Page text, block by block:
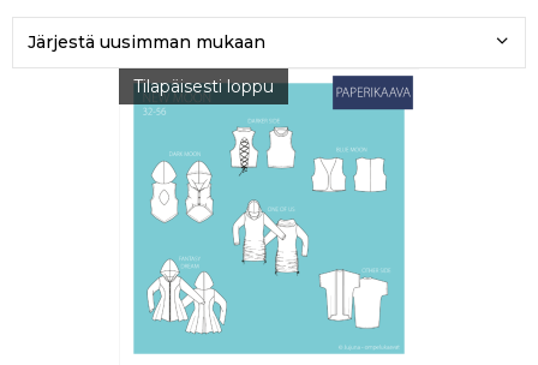
Tilapäisesti loppu